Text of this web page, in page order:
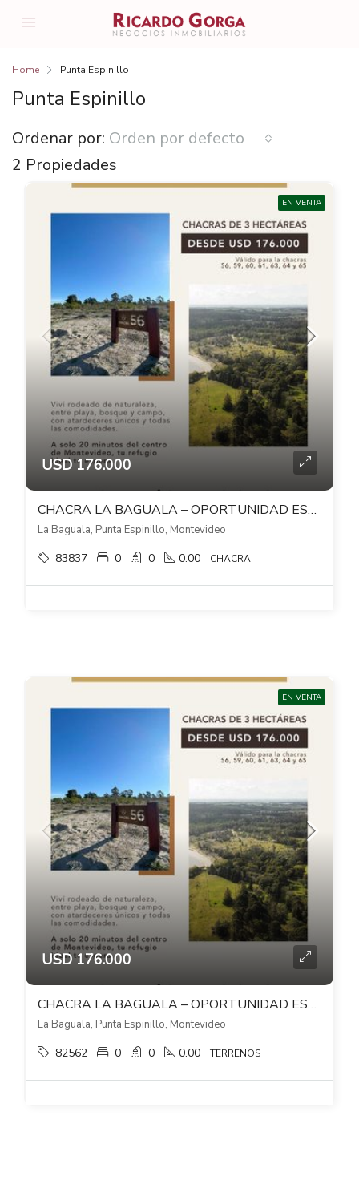
Home Punta Espinillo
Punta Espinillo
2 Propiedades
Ordenar por: Orden por defecto
EN VENTA
USD 176.000
CHACRA LA BAGUALA – OPORTUNIDAD ESPECIAL 2026 – SEGUNDA FILA
La Baguala, Punta Espinillo, Montevideo
83837 0 0 0.00 CHACRA
EN VENTA
USD 176.000
CHACRA LA BAGUALA – OPORTUNIDAD ESPECIAL 2026 – SEGUNDA FILA
La Baguala, Punta Espinillo, Montevideo
82562 0 0 0.00 TERRENOS